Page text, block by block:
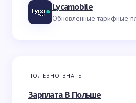
Lycamobile
Обновленные тарифные
ПОЛЕЗНО ЗНАТЬ
Зарплата В Польше